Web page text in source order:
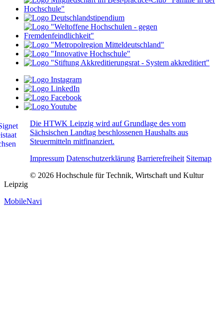
Die HTWK Leipzig wird auf Grundlage des vom
Sächsischen Landtag beschlossenen Haushalts aus
Steuermitteln mitfinanziert.
Impressum Datenschutzerklärung Barrierefreiheit Sitemap
© 2026 Hochschule für Technik, Wirtschaft und Kultur
Leipzig
MobileNavi